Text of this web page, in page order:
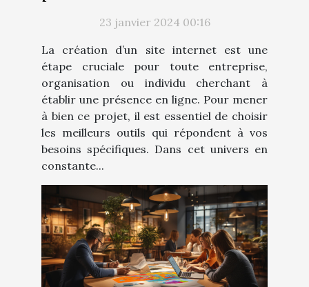
23 janvier 2024 00:16
La création d’un site internet est une
étape cruciale pour toute entreprise,
organisation ou individu cherchant à
établir une présence en ligne. Pour mener
à bien ce projet, il est essentiel de choisir
les meilleurs outils qui répondent à vos
besoins spécifiques. Dans cet univers en
constante...